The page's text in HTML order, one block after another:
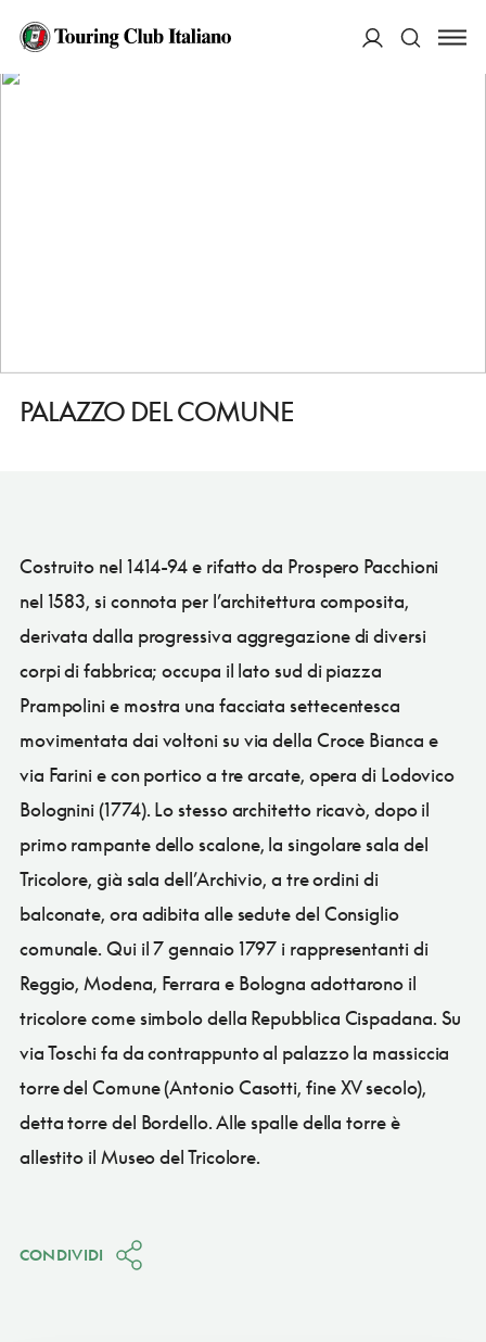
HOME
PALAZZO DEL COMUNE
PALAZZO DEL COMUNE
Costruito nel 1414-94 e rifatto da Prospero Pacchioni
nel 1583, si connota per l’architettura composita,
derivata dalla progressiva aggregazione di diversi
corpi di fabbrica; occupa il lato sud di piazza
Prampolini e mostra una facciata settecentesca
movimentata dai voltoni su via della Croce Bianca e
via Farini e con portico a tre arcate, opera di Lodovico
Bolognini (1774). Lo stesso architetto ricavò, dopo il
primo rampante dello scalone, la singolare sala del
Tricolore, già sala dell’Archivio, a tre ordini di
balconate, ora adibita alle sedute del Consiglio
comunale. Qui il 7 gennaio 1797 i rappresentanti di
Reggio, Modena, Ferrara e Bologna adottarono il
tricolore come simbolo della Repubblica Cispadana. Su
via Toschi fa da contrappunto al palazzo la massiccia
torre del Comune (Antonio Casotti, fine XV secolo),
detta torre del Bordello. Alle spalle della torre è
allestito il Museo del Tricolore.
CONDIVIDI